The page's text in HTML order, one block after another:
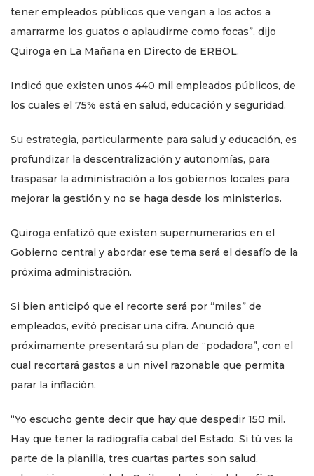
tener empleados públicos que vengan a los actos a
amarrarme los guatos o aplaudirme como focas”, dijo
Quiroga en La Mañana en Directo de ERBOL.
Indicó que existen unos 440 mil empleados públicos, de
los cuales el 75% está en salud, educación y seguridad.
Su estrategia, particularmente para salud y educación, es
profundizar la descentralización y autonomías, para
traspasar la administración a los gobiernos locales para
mejorar la gestión y no se haga desde los ministerios.
Quiroga enfatizó que existen supernumerarios en el
Gobierno central y abordar ese tema será el desafío de la
próxima administración.
Si bien anticipó que el recorte será por “miles” de
empleados, evitó precisar una cifra. Anunció que
próximamente presentará su plan de “podadora”, con el
cual recortará gastos a un nivel razonable que permita
parar la inflación.
“Yo escucho gente decir que hay que despedir 150 mil.
Hay que tener la radiografía cabal del Estado. Si tú ves la
parte de la planilla, tres cuartas partes son salud,